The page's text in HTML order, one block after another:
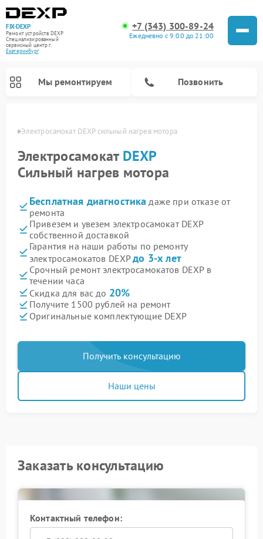
FIX-DEXP
Ремонт устройств DEXP
Специализированный
cервисный центр г.
Екатеринбург
+7 (343) 300-89-24
Ежедневно с 9:00 до 21:00
Мы ремонтируем Позвонить
Электросамокат DEXP сильный нагрев мотора
Электросамокат DEXP
Сильный нагрев мотора
Бесплатная диагностика даже при отказе от
ремонта
Привезем и увезем электросамокат DEXP
собственной доставкой
Гарантия на наши работы по ремонту
электросамокатов DEXPдо 3-х лет
Срочный ремонт электросамокатов DEXP в
течении часа
Скидка для вас до 20%
Получите 1500 рублей на ремонт
Оригинальные комплектующие DEXP
Получить консультацию
Наши цены
Заказать консультацию
Контактный телефон: